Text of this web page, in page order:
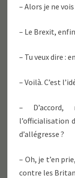
– Alors je ne vois
– Le Brexit,
– Tu veux dire :
– Voilà. C’est
– D’accord,
l’officialisation
d’allégresse ?
– Oh, je t’en
contre les